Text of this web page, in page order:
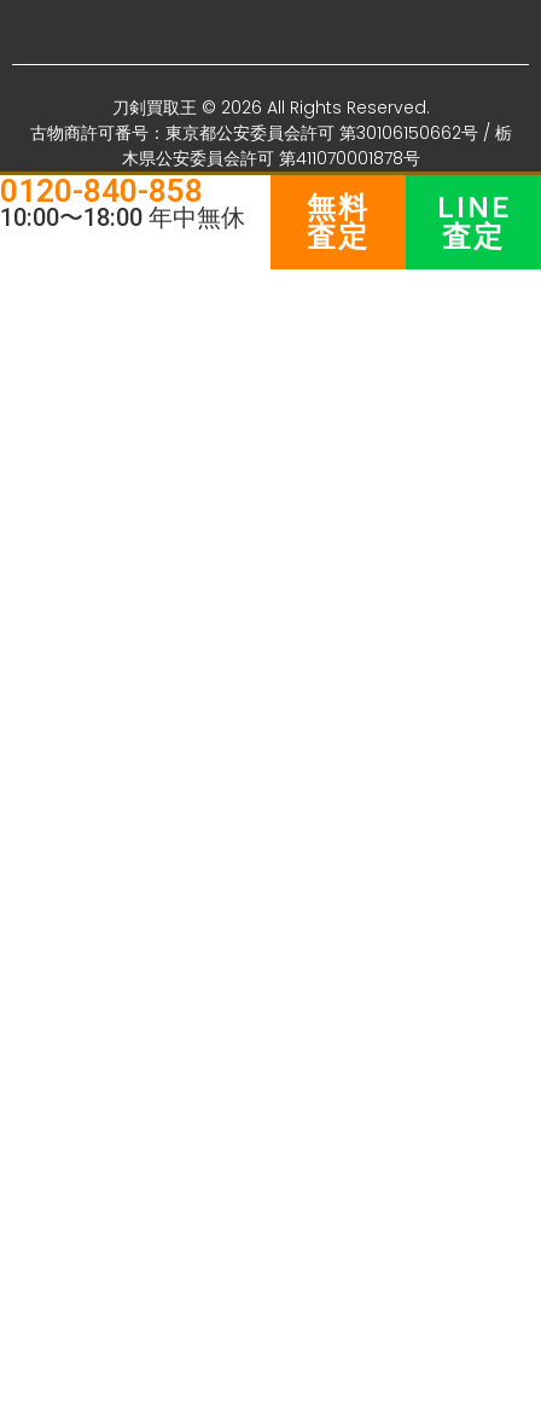
刀剣買取王 © 2026 All Rights Reserved.
古物商許可番号：東京都公安委員会許可 第30106150662号 / 栃
木県公安委員会許可 第411070001878号
0120-840-858
10:00〜18:00 年中無休
無料
査定
LINE
査定